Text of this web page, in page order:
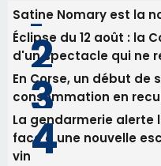
Satine Nomary est la
Éclipse du 12 août : la
d'un spectacle qui ne
En Corse, un début de
consommation en
La gendarmerie alerte
face à une nouvelle
vin